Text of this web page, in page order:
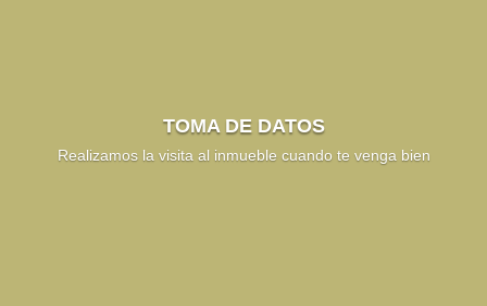
TOMA DE DATOS
Realizamos la visita al inmueble cuando te venga bien